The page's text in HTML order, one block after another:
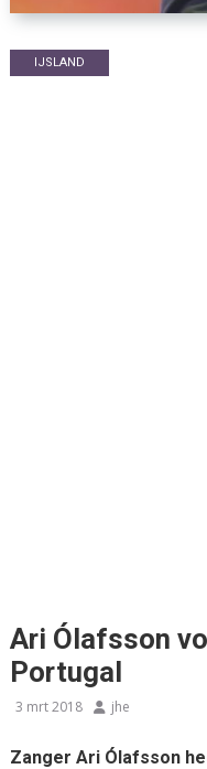
IJSLAND
Ari Ólafsson
Portugal
3 mrt 2018 jhe
Zanger Ari Ólafsson